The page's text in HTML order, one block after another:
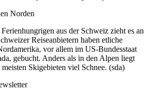
Norden
aus der Schweiz zieht es an
Reiseanbietern haben etliche
vor allem im US-Bundesstaat
gebucht. Anders als in den Alpen liegt
Skigebieten viel Schnee. (sda)